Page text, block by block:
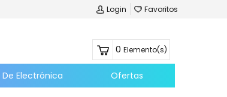
Login Favoritos
0 Elemento(s)
Electrónica Ofertas